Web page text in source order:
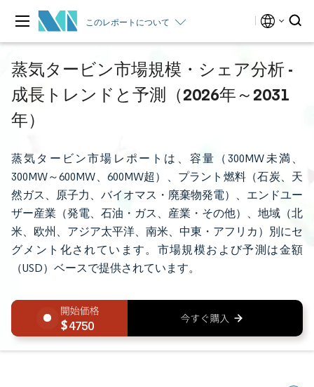
このレポートについて
蒸気タービン市場規模・シェア分析 -
成長トレンドと予測（2026年～2031
年）
蒸気タービン市場レポートは、容量（300MW未満、
300MW～600MW、600MW超）、プラント燃料（石炭、天
然ガス、原子力、バイオマス・廃棄物発電）、エンドユー
ザー産業（発電、石油・ガス、産業・その他）、地域（北
米、欧州、アジア太平洋、南米、中東・アフリカ）別にセ
グメント化されています。市場規模および予測は金額
（USD）ベースで提供されています。
4750